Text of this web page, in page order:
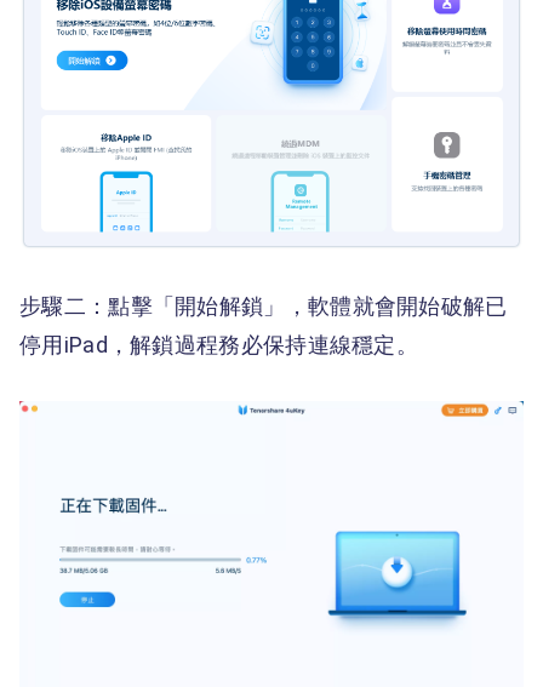
步驟二：點擊「開始解鎖」，軟體就會開始破解已
停用iPad，解鎖過程務必保持連線穩定。